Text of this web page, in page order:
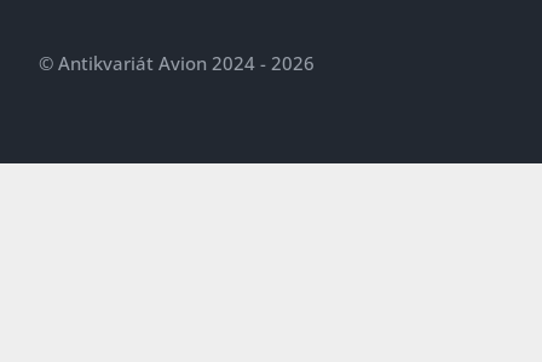
© Antikvariát Avion 2024 - 2026